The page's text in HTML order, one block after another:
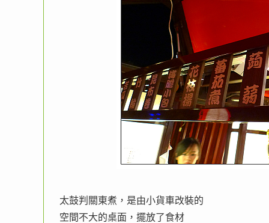
太鼓判關東煮，是由小貨車改裝的
空間不大的桌面，擺放了食材